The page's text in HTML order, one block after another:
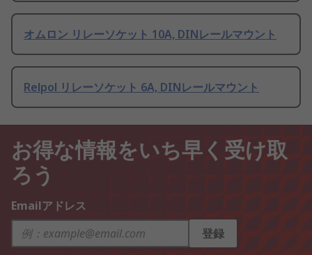
オムロン リレーソケット 10A, DINレールマウント
Relpol リレーソケット 6A, DINレールマウント
お得な情報をいち早く受け取
ろう
Emailアドレス
登録